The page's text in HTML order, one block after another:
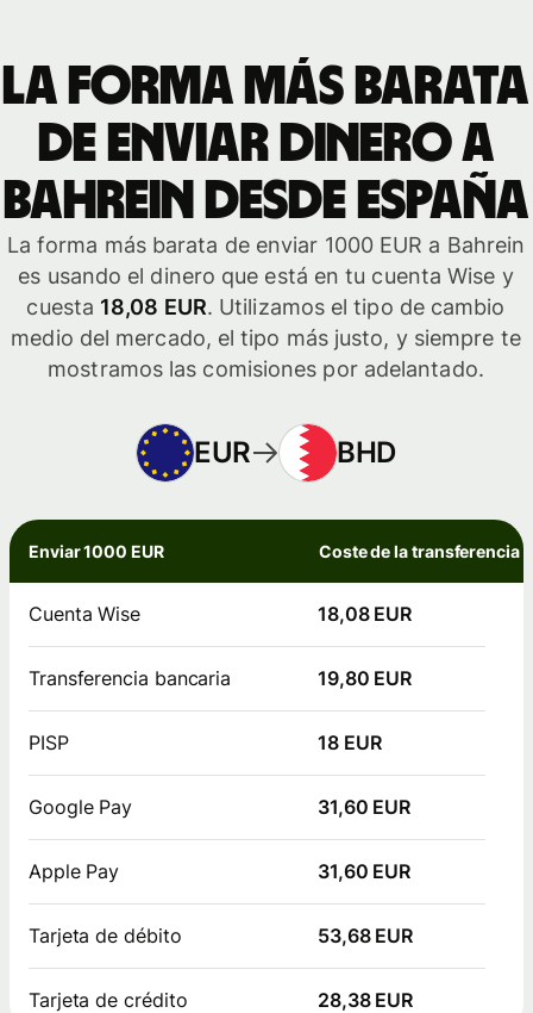
La forma más barata
de enviar dinero a
Bahrein desde España
La forma más barata de enviar 1000 EUR a Bahrein
es usando el dinero que está en tu cuenta Wise y
cuesta 18,08 EUR. Utilizamos el tipo de cambio
medio del mercado, el tipo más justo, y siempre te
mostramos las comisiones por adelantado.
EUR BHD
Enviar 1000 EUR Coste de la transferencia
Cuenta Wise 18,08 EUR
Transferencia bancaria 19,80 EUR
PISP 18 EUR
Google Pay 31,60 EUR
Apple Pay 31,60 EUR
Tarjeta de débito 53,68 EUR
Tarjeta de crédito 28,38 EUR